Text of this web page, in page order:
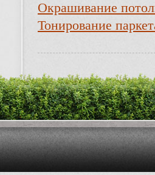
Окрашивание
Тонирование